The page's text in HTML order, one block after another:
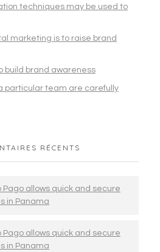
techniques may be used to
marketing is to raise brand
build brand awareness
particular team are carefully
RÉCENTS
Pago allows quick and secure
in Panama
Pago allows quick and secure
in Panama